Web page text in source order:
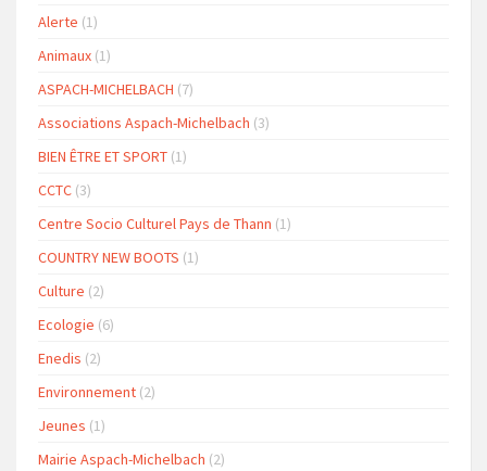
Alerte (1)
Animaux (1)
ASPACH-MICHELBACH (7)
Associations Aspach-Michelbach (3)
BIEN ÊTRE ET SPORT (1)
CCTC (3)
Centre Socio Culturel Pays de Thann (1)
COUNTRY NEW BOOTS (1)
Culture (2)
Ecologie (6)
Enedis (2)
Environnement (2)
Jeunes (1)
Mairie Aspach-Michelbach (2)